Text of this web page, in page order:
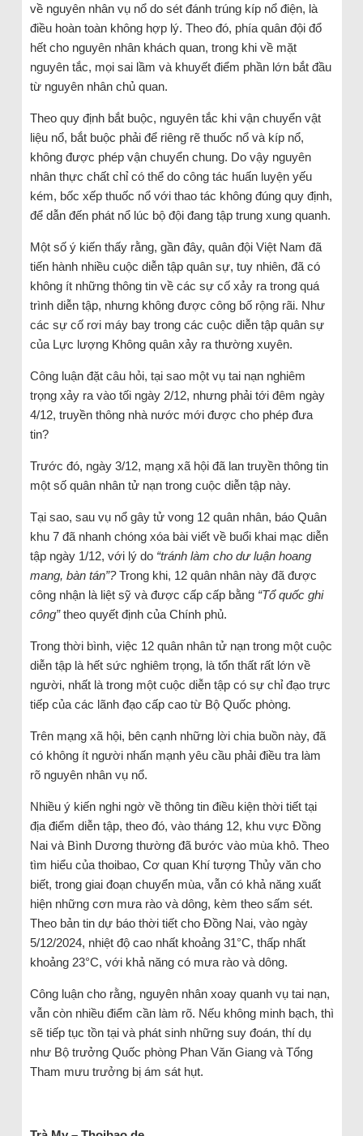
về nguyên nhân vụ nổ do sét đánh trúng kíp nổ điện, là
điều hoàn toàn không hợp lý. Theo đó, phía quân đội đổ
hết cho nguyên nhân khách quan, trong khi về mặt
nguyên tắc, mọi sai lầm và khuyết điểm phần lớn bắt đầu
từ nguyên nhân chủ quan.
Theo quy định bắt buộc, nguyên tắc khi vận chuyển vật
liệu nổ, bắt buộc phải để riêng rẽ thuốc nổ và kíp nổ,
không được phép vận chuyển chung. Do vậy nguyên
nhân thực chất chỉ có thể do công tác huấn luyện yếu
kém, bốc xếp thuốc nổ với thao tác không đúng quy định,
để dẫn đến phát nổ lúc bộ đội đang tập trung xung quanh.
Một số ý kiến thấy rằng, gần đây, quân đội Việt Nam đã
tiến hành nhiều cuộc diễn tập quân sự, tuy nhiên, đã có
không ít những thông tin về các sự cố xảy ra trong quá
trình diễn tập, nhưng không được công bố rộng rãi. Như
các sự cố rơi máy bay trong các cuộc diễn tập quân sự
của Lực lượng Không quân xảy ra thường xuyên.
Công luận đặt câu hỏi, tại sao một vụ tai nạn nghiêm
trọng xảy ra vào tối ngày 2/12, nhưng phải tới đêm ngày
4/12, truyền thông nhà nước mới được cho phép đưa
tin?
Trước đó, ngày 3/12, mạng xã hội đã lan truyền thông tin
một số quân nhân tử nạn trong cuộc diễn tập này.
Tại sao, sau vụ nổ gây tử vong 12 quân nhân, báo Quân
khu 7 đã nhanh chóng xóa bài viết về buổi khai mạc diễn
tập ngày 1/12, với lý do “tránh làm cho dư luận hoang
mang, bàn tán”?Trong khi, 12 quân nhân này đã được
công nhận là liệt sỹ và được cấp cấp bằng “Tổ quốc ghi
công”theo quyết định của Chính phủ.
Trong thời bình, việc 12 quân nhân tử nạn trong một cuộc
diễn tập là hết sức nghiêm trọng, là tổn thất rất lớn về
người, nhất là trong một cuộc diễn tập có sự chỉ đạo trực
tiếp của các lãnh đạo cấp cao từ Bộ Quốc phòng.
Trên mạng xã hội, bên cạnh những lời chia buồn này, đã
có không ít người nhấn mạnh yêu cầu phải điều tra làm
rõ nguyên nhân vụ nổ.
Nhiều ý kiến nghi ngờ về thông tin điều kiện thời tiết tại
địa điểm diễn tập, theo đó, vào tháng 12, khu vực Đồng
Nai và Bình Dương thường đã bước vào mùa khô. Theo
tìm hiểu của thoibao, Cơ quan Khí tượng Thủy văn cho
biết, trong giai đoạn chuyển mùa, vẫn có khả năng xuất
hiện những cơn mưa rào và dông, kèm theo sấm sét.
Theo bản tin dự báo thời tiết cho Đồng Nai, vào ngày
5/12/2024, nhiệt độ cao nhất khoảng 31°C, thấp nhất
khoảng 23°C, với khả năng có mưa rào và dông.
Công luận cho rằng, nguyên nhân xoay quanh vụ tai nạn,
vẫn còn nhiều điểm cần làm rõ. Nếu không minh bạch, thì
sẽ tiếp tục tồn tại và phát sinh những suy đoán, thí dụ
như Bộ trưởng Quốc phòng Phan Văn Giang và Tổng
Tham mưu trưởng bị ám sát hụt.